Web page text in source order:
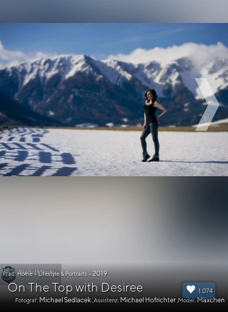
1.074
Pfad: Home » Lifestyle & Portraits » 2019
On The Top with Desiree
Fotograf: Michael Sedlacek ,Assistenz: Michael Hofrichter ,Model: Mäxchen